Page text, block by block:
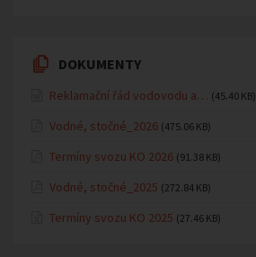
DOKUMENTY
Reklamační řád vodovodu a… (45.40 KB)
Vodné, stočné_2026 (475.06 KB)
Termíny svozu KO 2026 (91.38 KB)
Vodné, stočné_2025 (272.84 KB)
Termíny svozu KO 2025 (27.46 KB)